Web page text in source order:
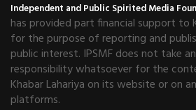
Independent and Public Spirited Media
has provided part financial support to
for the purpose of reporting and
public interest. IPSMF does not take
responsibility whatsoever for the
Khabar Lahariya on its website or on
platforms.